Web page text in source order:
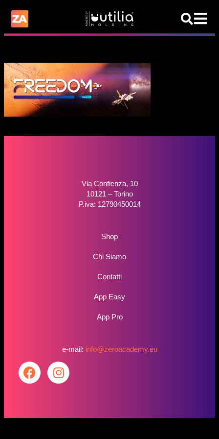
Via Confienza, 10
10121 – Torino
P.iva: 12790450014
Shop
Chi Siamo
Contatti
App Easy
App Pro
e-mail: info@zeroacademy.eu